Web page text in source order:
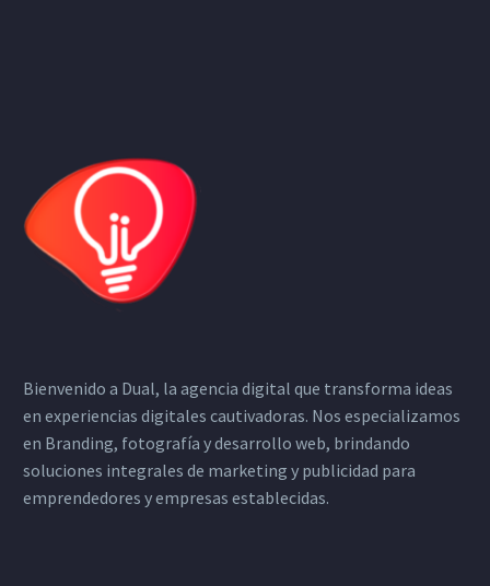
Bienvenido a Dual, la agencia digital que transforma ideas
en experiencias digitales cautivadoras. Nos especializamos
en Branding, fotografía y desarrollo web, brindando
soluciones integrales de marketing y publicidad para
emprendedores y empresas establecidas.